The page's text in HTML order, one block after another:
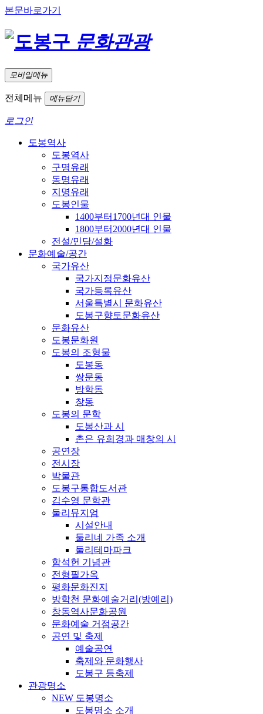
본문바로가기
문화관광
모바일메뉴
전체메뉴 메뉴닫기
로그인
도봉역사
도봉역사
구명유래
동명유래
지명유래
도봉인물
1400부터1700년대 인물
1800부터2000년대 인물
전설/민담/설화
문화예술/공간
국가유산
국가지정문화유산
국가등록유산
서울특별시 문화유산
도봉구향토문화유산
문화유산
도봉문화원
도봉의 조형물
도봉동
쌍문동
방학동
창동
도봉의 문학
도봉산과 시
촌은 유희경과 매창의 시
공연장
전시장
박물관
도봉구통합도서관
김수영 문학관
둘리뮤지엄
시설안내
둘리네 가족 소개
둘리테마파크
함석헌 기념관
전형필가옥
평화문화진지
방학천 문화예술거리(방예리)
창동역사문화공원
문화예술 거점공간
공연 및 축제
예술공연
축제와 문화행사
도봉구 등축제
관광명소
NEW 도봉명소
도봉명소 소개